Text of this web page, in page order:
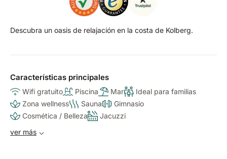
Descubra un oasis de relajación en la costa de Kolberg.
Características principales
Wifi gratuito Piscina Mar
Ideal para familias
Zona wellness
Sauna
Gimnasio
Cosmética / Belleza
Jacuzzi
ver más